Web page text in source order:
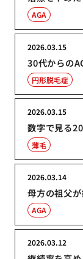
AGA
30代からの
2026.03.15
円形脱毛症
数字で見る
2026.03.15
薄毛
母方の祖父
2026.03.14
AGA
2026.03.12